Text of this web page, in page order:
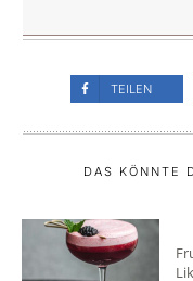
TEILEN
DAS KÖNNTE